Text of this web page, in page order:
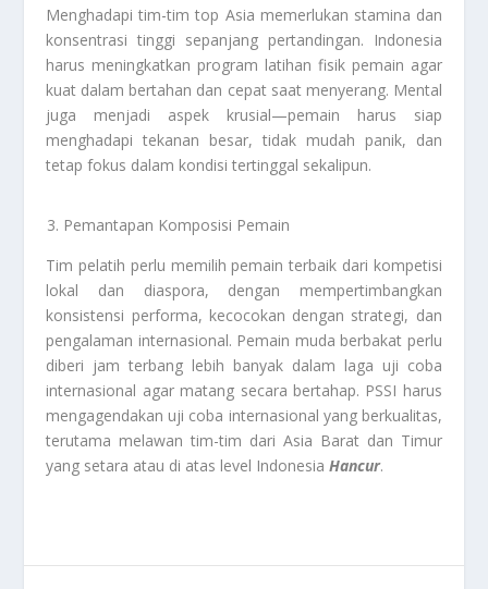
Menghadapi tim-tim top Asia memerlukan stamina dan
konsentrasi tinggi sepanjang pertandingan. Indonesia
harus meningkatkan program latihan fisik pemain agar
kuat dalam bertahan dan cepat saat menyerang. Mental
juga menjadi aspek krusial—pemain harus siap
menghadapi tekanan besar, tidak mudah panik, dan
tetap fokus dalam kondisi tertinggal sekalipun.
Pemantapan Komposisi Pemain
Tim pelatih perlu memilih pemain terbaik dari kompetisi
lokal dan diaspora, dengan mempertimbangkan
konsistensi performa, kecocokan dengan strategi, dan
pengalaman internasional. Pemain muda berbakat perlu
diberi jam terbang lebih banyak dalam laga uji coba
internasional agar matang secara bertahap. PSSI harus
mengagendakan uji coba internasional yang berkualitas,
terutama melawan tim-tim dari Asia Barat dan Timur
yang setara atau di atas level IndonesiaHancur.